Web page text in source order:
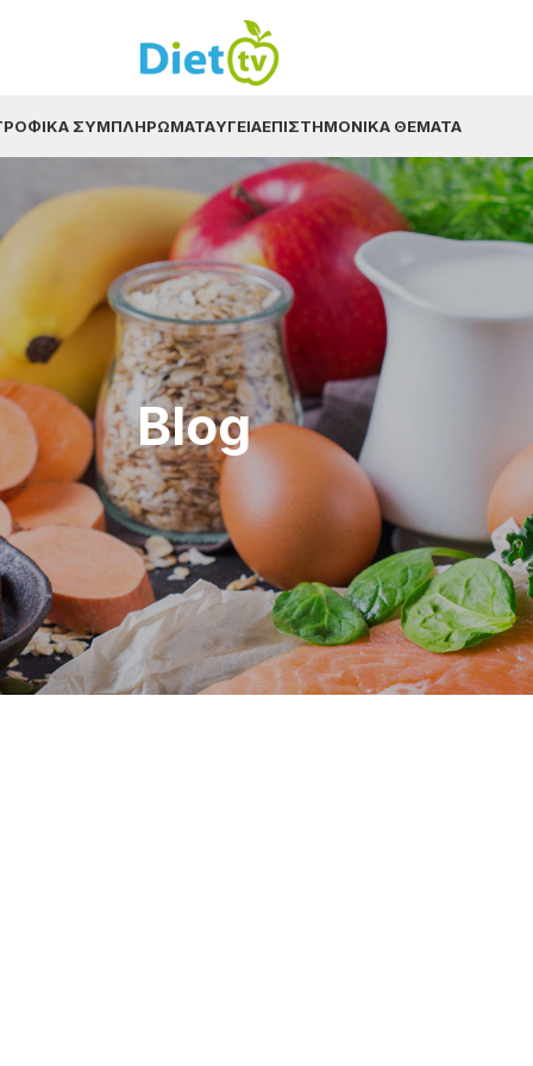
ΣΥΜΠΛΗΡΏΜΑΤΑΥΓΕΊΑΕΠΙΣΤΗΜΟΝΙΚΆ ΘΈΜΑΤΑ
Blog